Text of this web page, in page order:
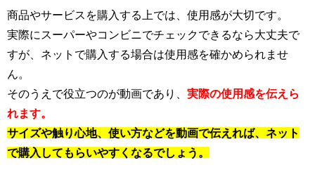
商品やサービスを購入する上では、使用感が大切です。
実際にスーパーやコンビニでチェックできるなら大丈夫で
すが、ネットで購入する場合は使用感を確かめられませ
ん。
そのうえで役立つのが動画であり、 実際の使用感を伝えら
れます。
サイズや触り心地、使い方などを動画で伝えれば、ネット
で購入してもらいやすくなるでしょう。